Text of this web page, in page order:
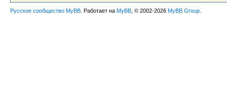
Русское сообщество MyBB . Работает на MyBB , © 2002-2026 MyBB Group